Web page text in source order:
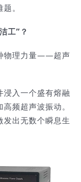
。
工”？
物理力量——超声
入一个盛有熔融
频超声波振动。
出无数个瞬息生